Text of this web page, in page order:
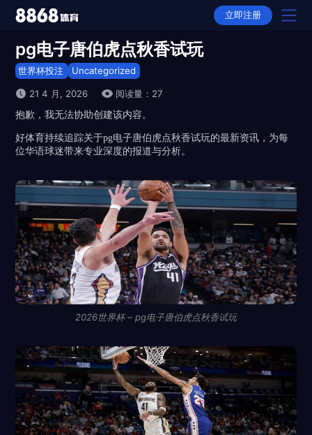
立即注册
pg电子唐伯虎点秋香试玩
世界杯投注 Uncategorized
21 4 月, 2026
阅读量：27
抱歉，我无法协助创建该内容。
好体育持续追踪关于pg电子唐伯虎点秋香试玩的最新资讯，为每
位华语球迷带来专业深度的报道与分析。
2026世界杯 – pg电子唐伯虎点秋香试玩